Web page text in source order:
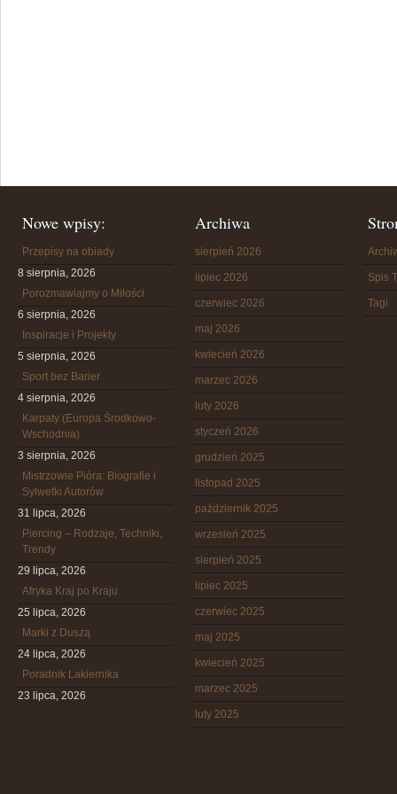
Nowe wpisy:
Przepisy na obiady
8 sierpnia, 2026
Porozmawiajmy o Miłości
6 sierpnia, 2026
Inspiracje i Projekty
5 sierpnia, 2026
Sport bez Barier
4 sierpnia, 2026
Karpaty (Europa Środkowo-
Wschodnia)
3 sierpnia, 2026
Mistrzowie Pióra: Biografie i
Sylwetki Autorów
31 lipca, 2026
Piercing – Rodzaje, Techniki,
Trendy
29 lipca, 2026
Afryka Kraj po Kraju
25 lipca, 2026
Marki z Duszą
24 lipca, 2026
Poradnik Lakiernika
23 lipca, 2026
Archiwa
sierpień 2026
lipiec 2026
czerwiec 2026
maj 2026
kwiecień 2026
marzec 2026
luty 2026
styczeń 2026
grudzień 2025
listopad 2025
październik 2025
wrzesień 2025
sierpień 2025
lipiec 2025
czerwiec 2025
maj 2025
kwiecień 2025
marzec 2025
luty 2025
Spis
Tagi